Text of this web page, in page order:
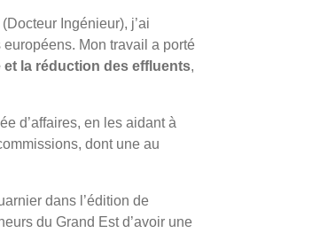
Ingénieur), j’ai
Mon travail a porté
la réduction des effluents,
d’affaires, en les aidant à
dont une au
dans l’édition de
du Grand Est d’avoir une